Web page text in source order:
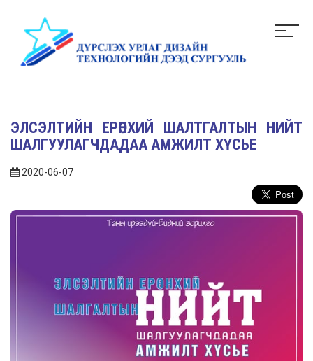
ЭЛСЭЛТИЙН ЕРӨНХИЙ ШАЛТГАЛТЫН НИЙТ
ШАЛГУУЛАГЧДАДАА АМЖИЛТ ХҮСЬЕ
2020-06-07